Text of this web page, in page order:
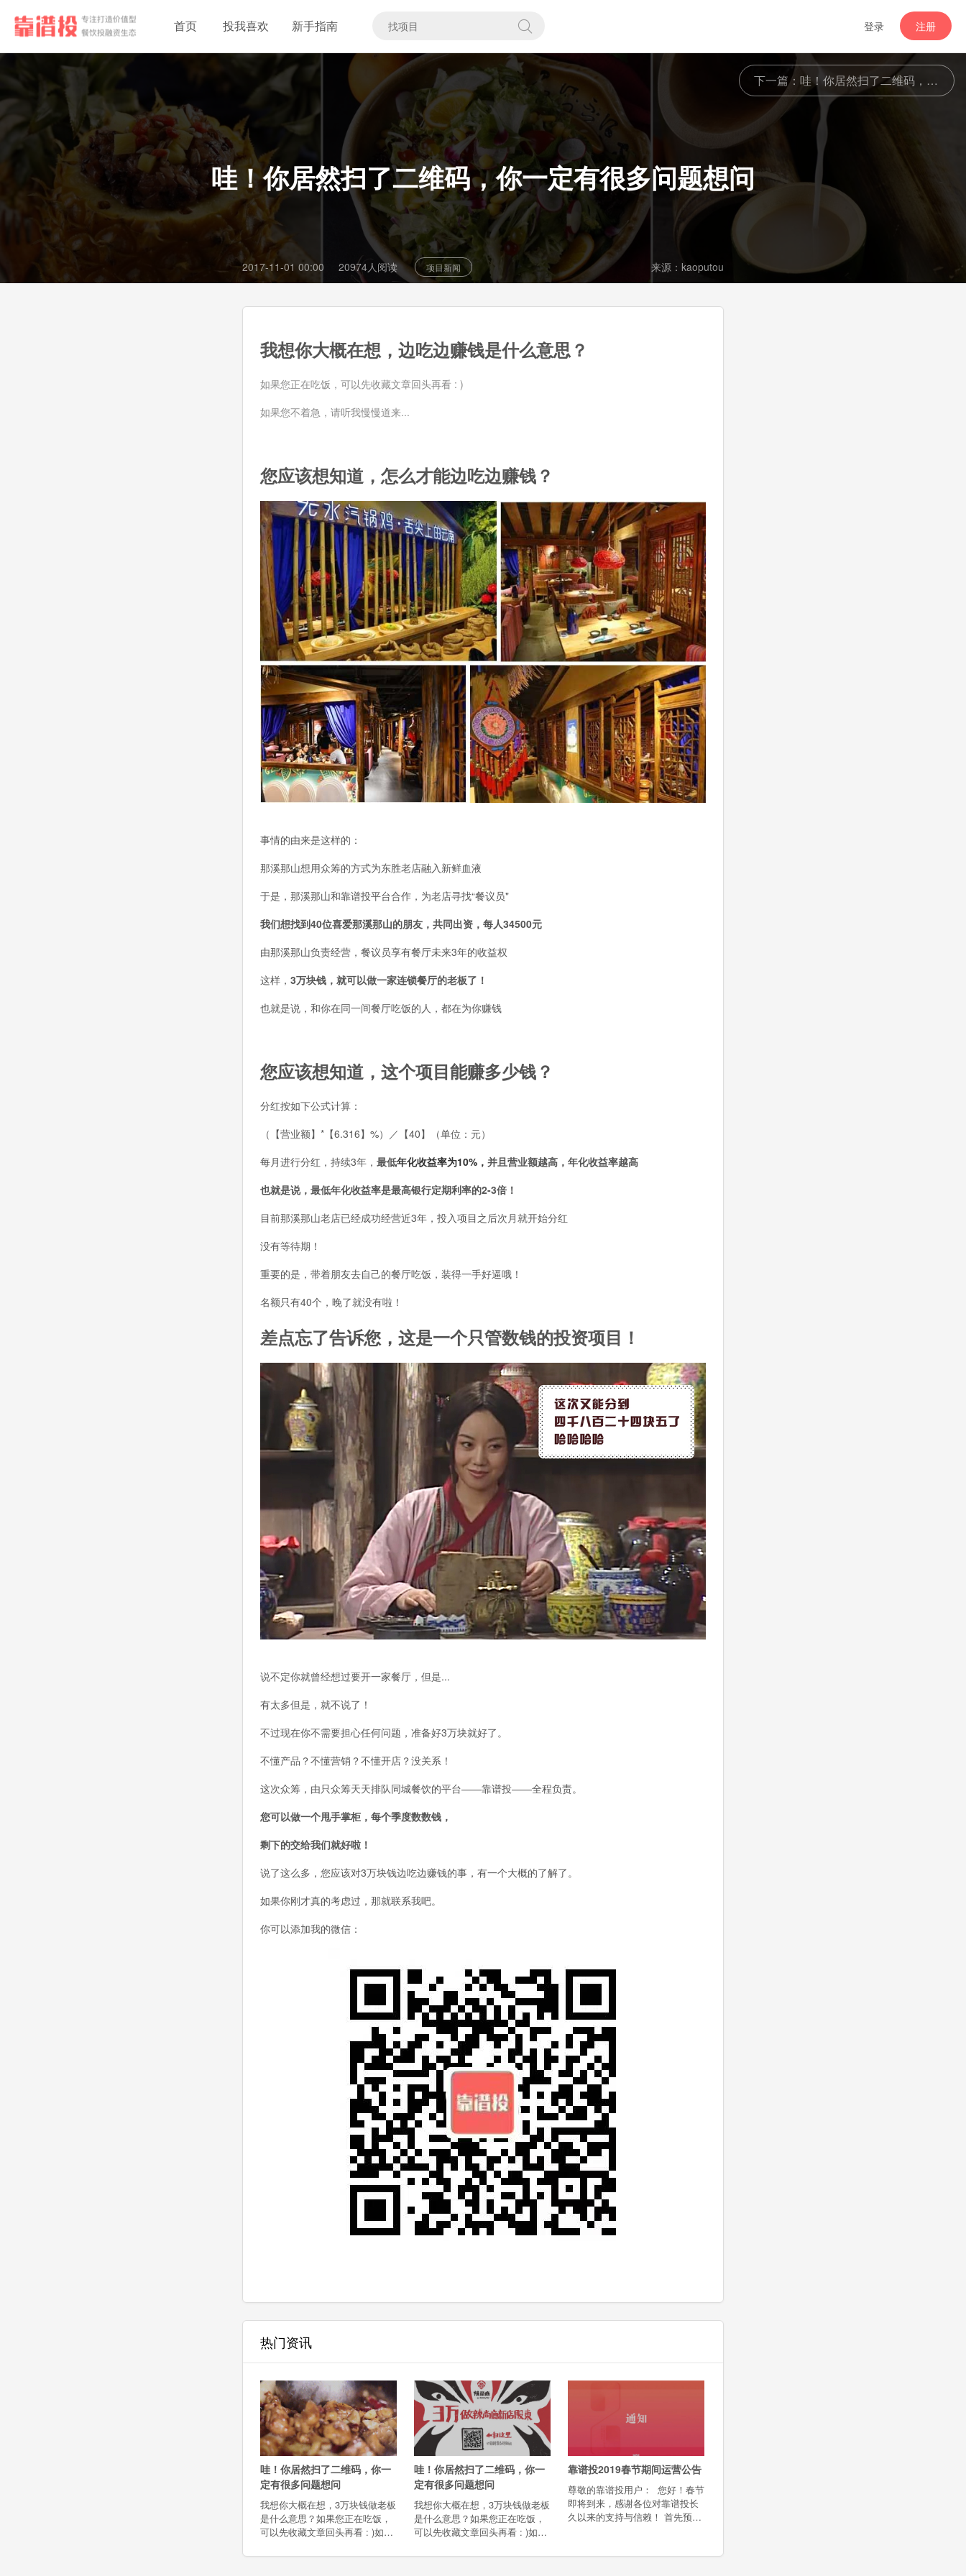
首页 投我喜欢 新手指南 登录 注册
下一篇：哇！你居然扫了二维码，你一定有很多问题想问
哇！你居然扫了二维码，你一定有很多问题想问
2017-11-01 00:00 20974人阅读 项目新闻 来源：kaoputou
我想你大概在想，边吃边赚钱是什么意思？
如果您正在吃饭，可以先收藏文章回头再看 : )
如果您不着急，请听我慢慢道来...
您应该想知道，怎么才能边吃边赚钱？
事情的由来是这样的：
那溪那山想用众筹的方式为东胜老店融入新鲜血液
于是，那溪那山和靠谱投平台合作，为老店寻找“餐议员"
我们想找到40位喜爱那溪那山的朋友，共同出资，每人34500元
由那溪那山负责经营，餐议员享有餐厅未来3年的收益权
这样， 3万块钱，就可以做一家连锁餐厅的老板了！
也就是说，和你在同一间餐厅吃饭的人，都在为你赚钱
您应该想知道，这个项目能赚多少钱？
分红按如下公式计算：
（【营业额】*【6.316】%）／【40】（单位：元）
每月进行分红，持续3年， 最低年化收益率为10%， 并且营业额越高，年化收益率越高
也就是说，最低年化收益率是最高银行定期利率的2-3倍！
目前那溪那山老店已经成功经营近3年，投入项目之后次月就开始分红
没有等待期！
重要的是，带着朋友去自己的餐厅吃饭，装得一手好逼哦！
名额只有40个，晚了就没有啦！
差点忘了告诉您， 这是一个只管数钱的投资项目！
说不定你就曾经想过要开一家餐厅，但是...
有太多但是，就不说了！
不过现在你不需要担心任何问题，准备好3万块就好了。
不懂产品？不懂营销？不懂开店？没关系！
这次众筹，由只众筹天天排队同城餐饮的平台——靠谱投——全程负责。
您可以做一个甩手掌柜，每个季度数数钱，
剩下的交给我们就好啦！
说了这么多，您应该对3万块钱边吃边赚钱的事，有一个大概的了解了。
如果你刚才真的考虑过，那就联系我吧。
你可以添加我的微信：
热门资讯
哇！你居然扫了二维码，你一
定有很多问题想问
我想你大概在想，3万块钱做老板
是什么意思？如果您正在吃饭，
可以先收藏文章回头再看 : )如果
应该想知道，3万块能当什么样的
哇！你居然扫了二维码，你一
定有很多问题想问
我想你大概在想，3万块钱做老板
是什么意思？如果您正在吃饭，
可以先收藏文章回头再看 : )如果
应该想知道，3万块能当什么样的
靠谱投2019春节期间运营公告
尊敬的靠谱投用户： 您好！春节
即将到来，感谢各位对靠谱投长
久以来的支持与信赖！ 首先预祝
日，02月14日正式上班。放假期